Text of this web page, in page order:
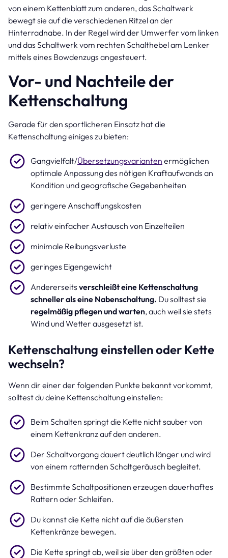
von einem Kettenblatt zum anderen, das Schaltwerk
bewegt sie auf die verschiedenen Ritzel an der
Hinterradnabe. In der Regel wird der Umwerfer vom linken
und das Schaltwerk vom rechten Schalthebel am Lenker
mittels eines Bowdenzugs angesteuert.
Vor- und Nachteile der
Kettenschaltung
Gerade für den sportlicheren Einsatz hat die
Kettenschaltung einiges zu bieten:
Gangvielfalt/Übersetzungsvarianten ermöglichen
optimale Anpassung des nötigen Kraftaufwands an
Kondition und geografische Gegebenheiten
geringere Anschaffungskosten
relativ einfacher Austausch von Einzelteilen
minimale Reibungsverluste
geringes Eigengewicht
Andererseits verschleißt eine Kettenschaltung
schneller als eine Nabenschaltung. Du solltest sie
regelmäßig pflegen und warten, auch weil sie stets
Wind und Wetter ausgesetzt ist.
Kettenschaltung einstellen oder Kette
wechseln?
Wenn dir einer der folgenden Punkte bekannt vorkommt,
solltest du deine Kettenschaltung einstellen:
Beim Schalten springt die Kette nicht sauber von
einem Kettenkranz auf den anderen.
Der Schaltvorgang dauert deutlich länger und wird
von einem ratternden Schaltgeräusch begleitet.
Bestimmte Schaltpositionen erzeugen dauerhaftes
Rattern oder Schleifen.
Du kannst die Kette nicht auf die äußersten
Kettenkränze bewegen.
Die Kette springt ab, weil sie über den größten oder